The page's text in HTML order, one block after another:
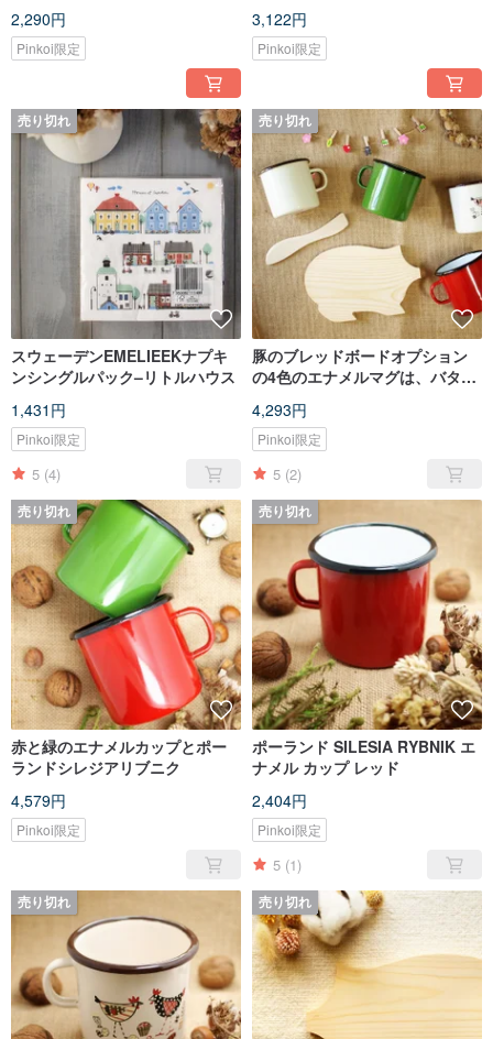
2,290円
Pinkoi限定
3,122円
Pinkoi限定
売り切れ
スウェーデンEMELIEEKナプキ
ンシングルパック–リトルハウス
1,431円
Pinkoi限定
5 (4)
売り切れ
豚のブレッドボードオプション
の4色のエナメルマグは、バター
4,293円
Pinkoi限定
5 (2)
売り切れ
赤と緑のエナメルカップとポー
ランドシレジアリブニク
4,579円
Pinkoi限定
売り切れ
ポーランド SILESIA RYBNIK エ
ナメル カップ レッド
2,404円
Pinkoi限定
5 (1)
売り切れ 売り切れ